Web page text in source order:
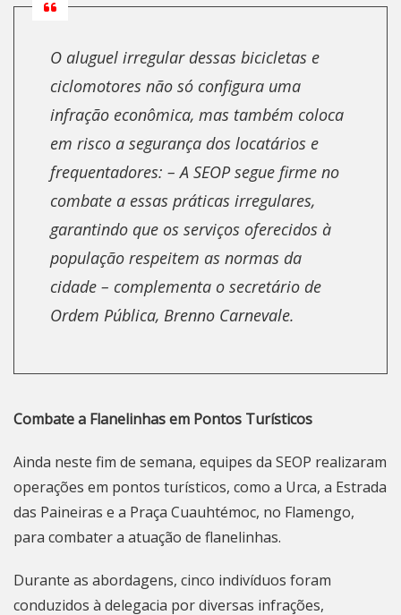
O aluguel irregular dessas bicicletas e
ciclomotores não só configura uma
infração econômica, mas também coloca
em risco a segurança dos locatários e
frequentadores: – A SEOP segue firme no
combate a essas práticas irregulares,
garantindo que os serviços oferecidos à
população respeitem as normas da
cidade – complementa o secretário de
Ordem Pública, Brenno Carnevale.
Combate a Flanelinhas em Pontos Turísticos
Ainda neste fim de semana, equipes da SEOP realizaram
operações em pontos turísticos, como a Urca, a Estrada
das Paineiras e a Praça Cuauhtémoc, no Flamengo,
para combater a atuação de flanelinhas.
Durante as abordagens, cinco indivíduos foram
conduzidos à delegacia por diversas infrações,